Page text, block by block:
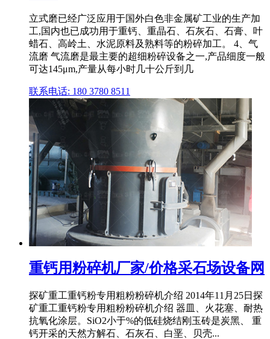
立式磨已经广泛应用于国外白色非金属矿工业的生产加
工,国内也已成功用于重钙、重晶石、石灰石、石膏、叶
蜡石、高岭土、水泥原料及熟料等的粉碎加工。 4、气
流磨 气流磨是最主要的超细粉碎设备之一,产品细度一般
可达145μm,产量从每小时几十公斤到几
联系电话: 180 3780 8511
重钙用粉碎机厂家/价格采石场设备网
探矿重工重钙粉专用粗粉粉碎机介绍 2014年11月25日探
矿重工重钙粉专用粗粉粉碎机介绍 器皿、火花塞、耐热
抗氧化涂层。SiO2小于%的低硅烧结刚玉砖是炭黑、 重
钙开采的天然方解石、石灰石、白垩、贝壳...